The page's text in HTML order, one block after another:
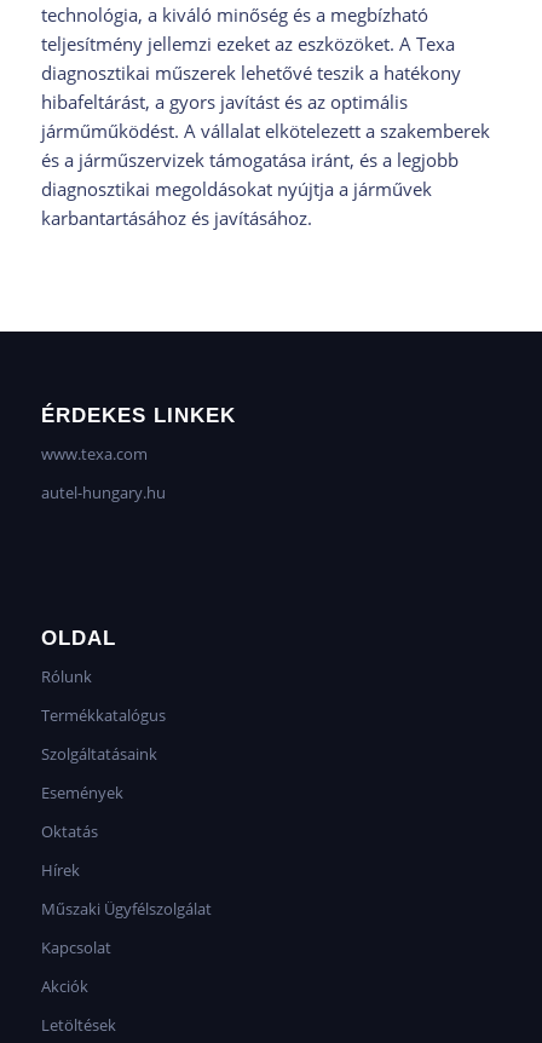
technológia, a kiváló minőség és a megbízható
teljesítmény jellemzi ezeket az eszközöket. A Texa
diagnosztikai műszerek lehetővé teszik a hatékony
hibafeltárást, a gyors javítást és az optimális
járműműködést. A vállalat elkötelezett a szakemberek
és a járműszervizek támogatása iránt, és a legjobb
diagnosztikai megoldásokat nyújtja a járművek
karbantartásához és javításához.
ÉRDEKES LINKEK
www.texa.com
autel-hungary.hu
OLDAL
Rólunk
Termékkatalógus
Szolgáltatásaink
Események
Oktatás
Hírek
Műszaki Ügyfélszolgálat
Kapcsolat
Akciók
Letöltések